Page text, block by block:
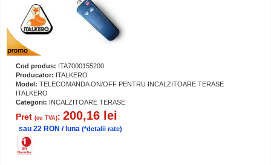
Cod produs: ITA7000155200
Producator: ITALKERO
Model: TELECOMANDA ON/OFF PENTRU INCALZITOARE TERASE
ITALKERO
Categorii: INCALZITOARE TERASE
Pret (cu TVA): 200,16 lei
sau 22 RON / luna (*detalii rate)